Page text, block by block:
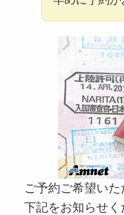
ご予約ご希望い
下記をお知らせく